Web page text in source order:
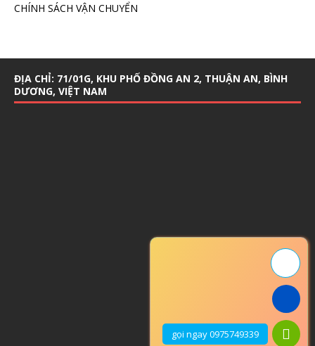
CHÍNH SÁCH VẬN CHUYỂN
ĐỊA CHỈ: 71/01G, KHU PHỐ ĐỒNG AN 2, THUẬN AN, BÌNH
DƯƠNG, VIỆT NAM
gọi ngay 0975749339